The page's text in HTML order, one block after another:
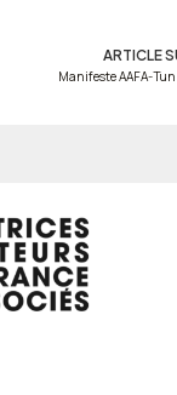
ARTICLE
Manifeste AAFA-